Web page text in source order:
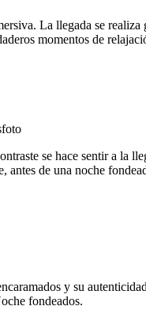
La llegada se
momentos de
se hace sentir a la
de una noche
y su
fondeados.